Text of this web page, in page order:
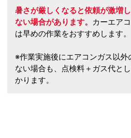
暑さが厳しくなると依頼が激増
ない場合があります。 カーエア
は早めの作業をおすすめします。
※作業実施後にエアコンガス以
ない場合も、点検料＋ガス代と
かります。